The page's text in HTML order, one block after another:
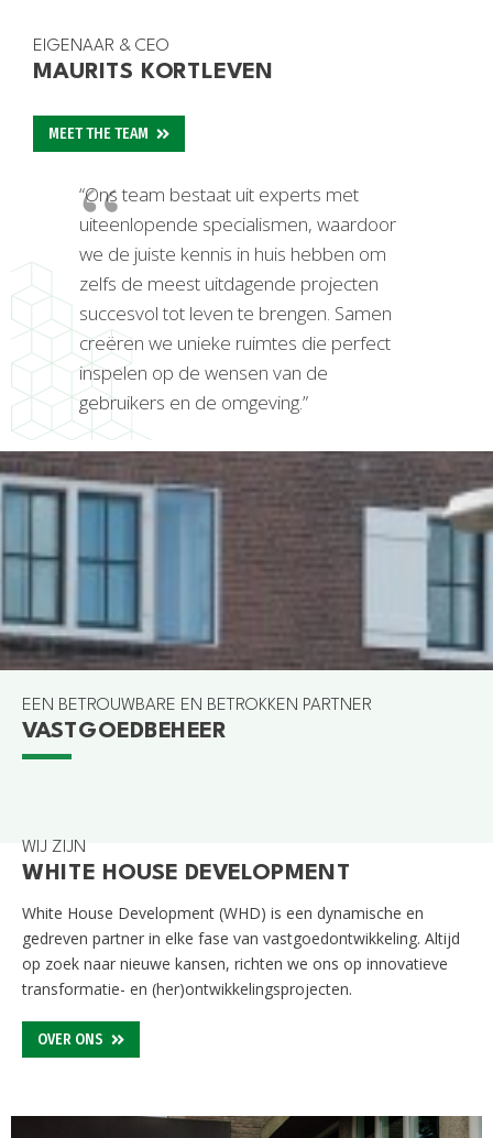
EIGENAAR & CEO
MAURITS KORTLEVEN
MEET THE TEAM
“Ons team bestaat uit experts met
uiteenlopende specialismen, waardoor
we de juiste kennis in huis hebben om
zelfs de meest uitdagende projecten
succesvol tot leven te brengen. Samen
creëren we unieke ruimtes die perfect
inspelen op de wensen van de
gebruikers en de omgeving.”
EEN BETROUWBARE EN BETROKKEN PARTNER
VASTGOEDBEHEER
GOUDA
GOUWEKERK
TIELWEG 26/28/30
WIJ ZIJN
WHITE HOUSE DEVELOPMENT
White House Development (WHD) is een dynamische en
gedreven partner in elke fase van vastgoedontwikkeling. Altijd
op zoek naar nieuwe kansen, richten we ons op innovatieve
transformatie- en (her)ontwikkelingsprojecten.
OVER ONS